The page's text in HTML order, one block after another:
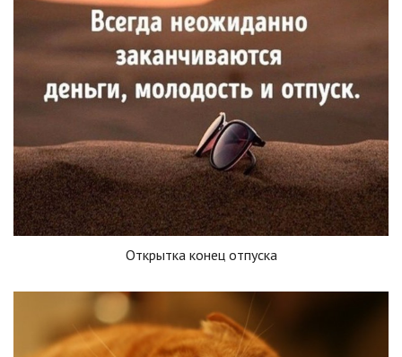
Открытка конец отпуска